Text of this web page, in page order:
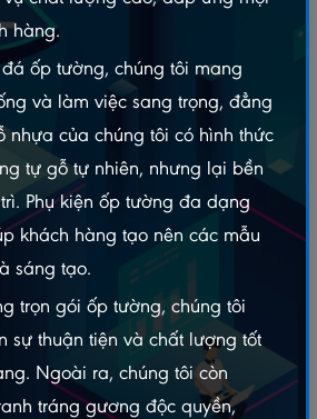
Gỗ Độc Quyền - VN3132
hàng.
ốp tường, chúng tôi mang
và làm việc sang trọng, đẳng
nhựa của chúng tôi có hình thức
tự gỗ tự nhiên, nhưng lại bền
Phụ kiện ốp tường đa dạng
khách hàng tạo nên các mẫu
sáng tạo.
trọn gói ốp tường, chúng tôi
sự thuận tiện và chất lượng tốt
Ngoài ra, chúng tôi còn
tráng gương độc quyền,